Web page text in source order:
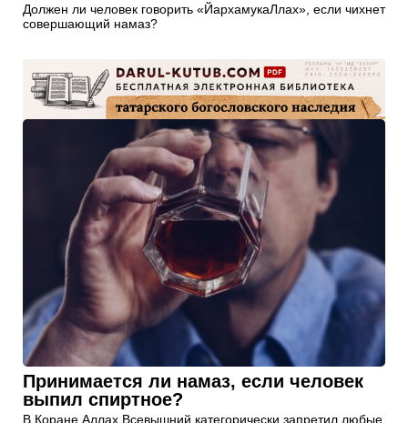
Должен ли человек говорить «ЙархамукаЛлах», если чихнет
совершающий намаз?
Принимается ли намаз, если человек
выпил спиртное?
В Коране Аллах Всевышний категорически запретил любые